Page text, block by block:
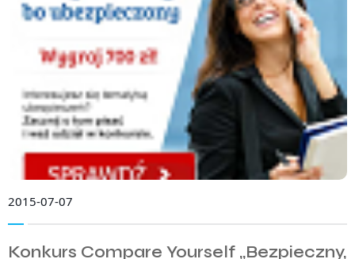
2015-07-07
Konkurs Compare Yourself „Bezpieczny,